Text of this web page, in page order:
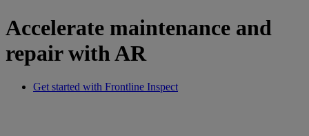
Accelerate maintenance and
repair with AR
Get started with Frontline Inspect